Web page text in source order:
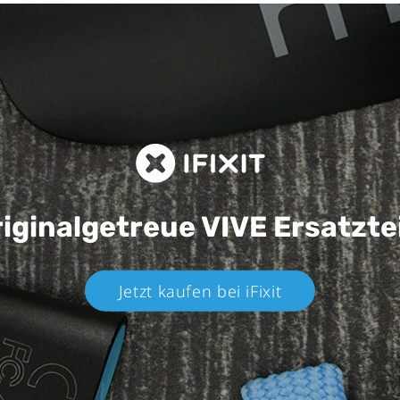
VIVE
Jetzt kaufen bei iFixit​